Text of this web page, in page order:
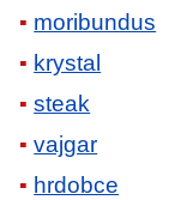
moribundus
krystal
steak
vajgar
hrdobce